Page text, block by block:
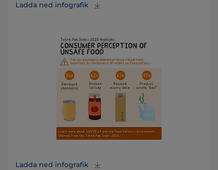
Ladda ned infografik
Ladda ned infografik